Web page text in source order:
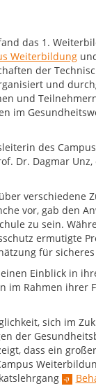
das 1.
Weiterbildung
der
und
und
im
des
Dr. Dagmar
verschiedene
vor, gab den
zu sein.
ermutigte
für
Einblick in
im Rahmen ihrer
sich im
der
dass ein